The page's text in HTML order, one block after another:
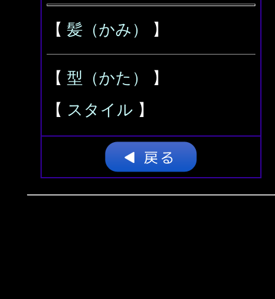
【 髪（かみ） 】
【 型（かた）
】
【 スタイル 】